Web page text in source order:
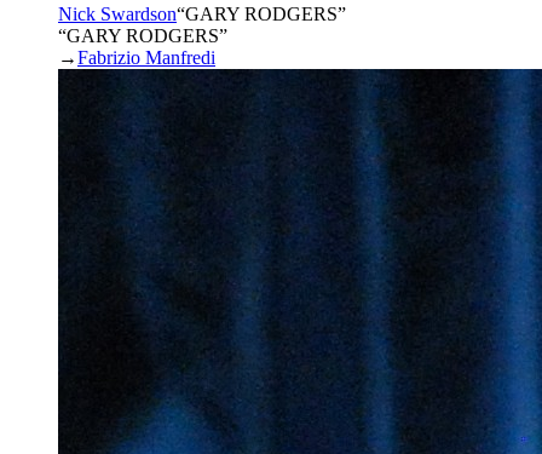
Nick Swardson“GARY RODGERS”
“GARY RODGERS”
→Fabrizio Manfredi